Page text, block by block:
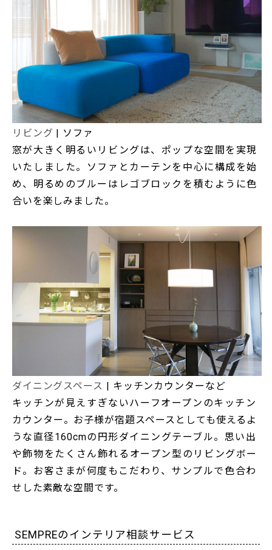
リビング | ソファ
窓が大きく明るいリビングは、ポップな空間を実現
いたしました。ソファとカーテンを中心に構成を始
め、明るめのブルーはレゴブロックを積むように色
合いを楽しみました。
ダイニングスペース
| キッチンカウンターなど
キッチンが見えすぎないハーフオープンのキッチン
カウンター。お子様が宿題スペースとしても使えるよ
うな直径160cmの円形ダイニングテーブル。思い出
や飾物をたくさん飾れるオープン型のリビングボー
ド。お客さまが何度もこだわり、サンプルで色合わ
せした素敵な空間です。
SEMPREのインテリア相談サービス